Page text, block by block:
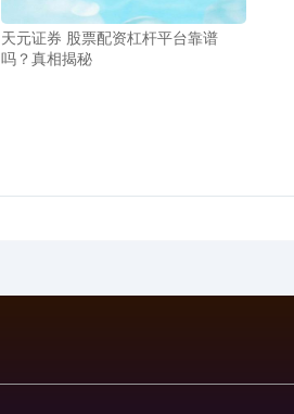
天元证券 股票配资杠杆平台靠谱
吗？真相揭秘